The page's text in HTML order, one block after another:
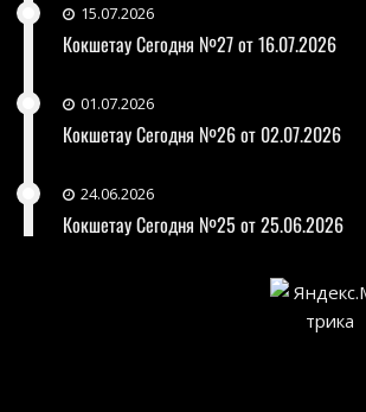
15.07.2026
Кокшетау Сегодня №27 от 16.07.2026
01.07.2026
Кокшетау Сегодня №26 от 02.07.2026
24.06.2026
Кокшетау Сегодня №25 от 25.06.2026